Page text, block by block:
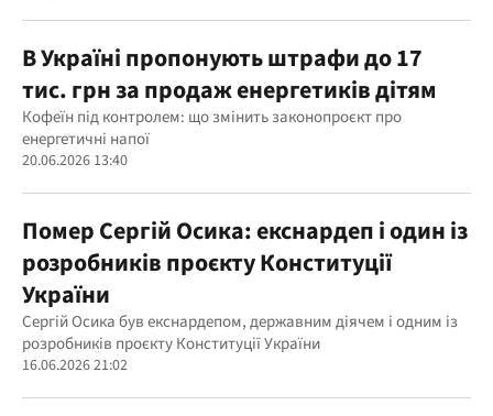
В Україні пропонують штрафи до 17
тис. грн за продаж енергетиків дітям
Кофеїн під контролем: що змінить законопроєкт про
енергетичні напої
20.06.2026 13:40
Помер Сергій Осика: екснардеп і один із
розробників проєкту Конституції
України
Сергій Осика був екснардепом, державним діячем і одним із
розробників проєкту Конституції України
16.06.2026 21:02